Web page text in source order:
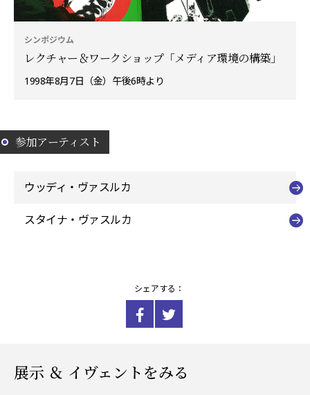
シンポジウム
レクチャー＆ワークショップ「メディア環境の構築」
1998年8月7日（金）午後6時より
参加アーティスト
ウッディ・ヴァスルカ
スタイナ・ヴァスルカ
シェアする：
展示 ＆ イヴェントをみる